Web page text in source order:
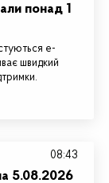
понад 1
е-
швидкий
5.08.2026
08:43